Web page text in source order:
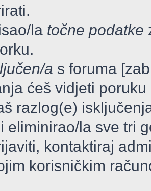
la točne podatke
a s foruma
ćeš vidjeti
razlog(e)
eliminirao/la sve tri
kontaktiraj
korisničkim